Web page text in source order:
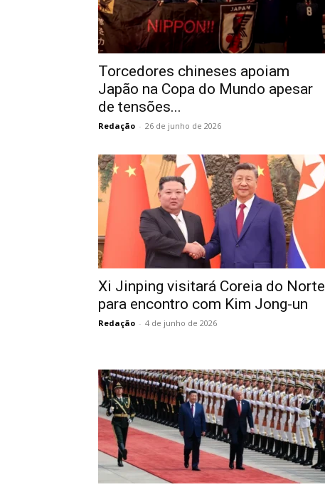
Torcedores chineses apoiam
Japão na Copa do Mundo apesar
de tensões...
Redação - 26 de junho de 2026
Xi Jinping visitará Coreia do Norte
para encontro com Kim Jong-un
Redação - 4 de junho de 2026